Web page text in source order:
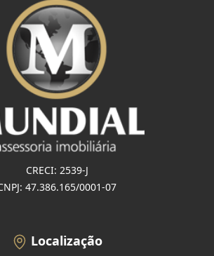
CRECI: 2539-J
47.386.165/0001-07
Localização